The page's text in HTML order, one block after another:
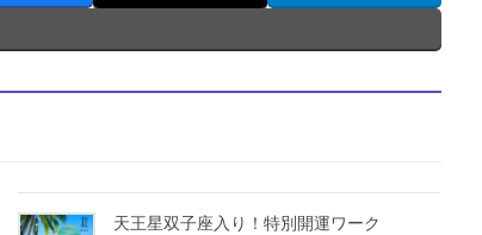
天王星双子座入り！特別開運ワーク